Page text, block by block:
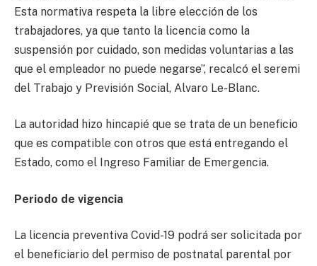
Esta normativa respeta la libre elección de los
trabajadores, ya que tanto la licencia como la
suspensión por cuidado, son medidas voluntarias a las
que el empleador no puede negarse”, recalcó el seremi
del Trabajo y Previsión Social, Alvaro Le-Blanc.
La autoridad hizo hincapié que se trata de un beneficio
que es compatible con otros que está entregando el
Estado, como el Ingreso Familiar de Emergencia.
Periodo de vigencia
La licencia preventiva Covid-19 podrá ser solicitada por
el beneficiario del permiso de postnatal parental por